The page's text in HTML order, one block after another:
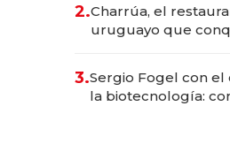
millones
2.Charrúa, el
uruguayo que
anticipación y
3.Sergio Fogel con el
la biotecnología: